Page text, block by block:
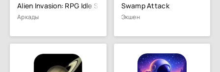
Alien Invasion: RPG Idle Space
Аркады
Swamp Attack
Экшен